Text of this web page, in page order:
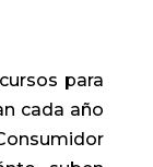
para
cada año